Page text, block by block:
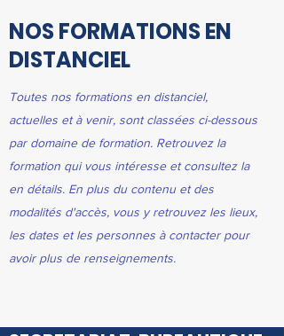
NOS FORMATIONS EN
DISTANCIEL
Toutes nos formations en distanciel,
actuelles et à venir, sont classées ci-dessous
par domaine de formation. Retrouvez la
formation qui vous intéresse et consultez la
en détails. En plus du contenu et des
modalités d'accès, vous y retrouvez les lieux,
les dates et les personnes à contacter pour
avoir plus de renseignements.